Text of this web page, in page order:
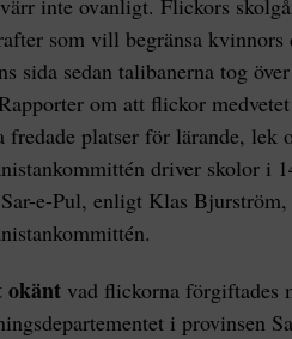
inte ovanligt. Flickors
som vill begränsa
sida sedan talibanerna tog
om att flickor
fredade platser för lärande,
driver skolor i
e-Pul, enligt Klas
okänt vad flickorna förgiftades
i provinsen